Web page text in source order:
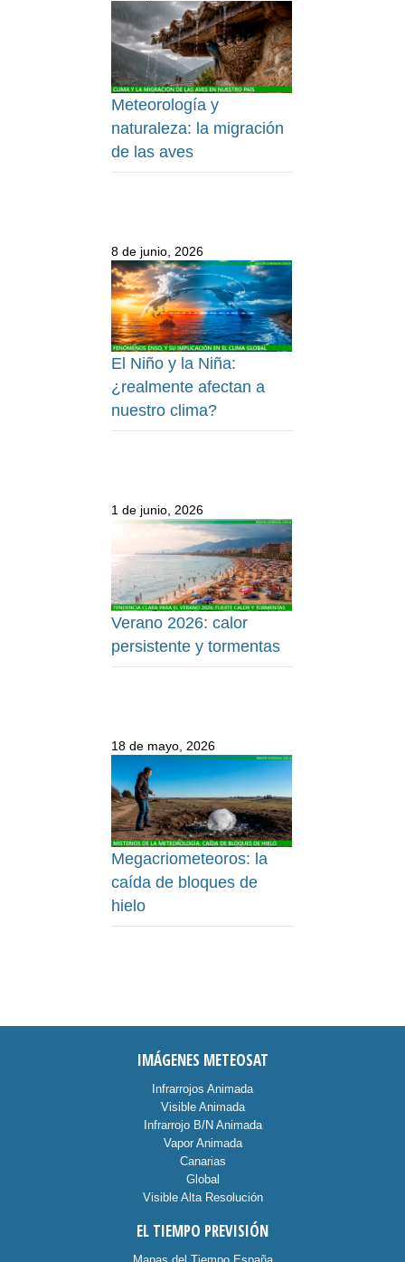
Meteorología y
naturaleza: la migración
de las aves
8 de junio, 2026
El Niño y la Niña:
¿realmente afectan a
nuestro clima?
1 de junio, 2026
Verano 2026: calor
persistente y tormentas
18 de mayo, 2026
Megacriometeoros: la
caída de bloques de
hielo
IMÁGENES METEOSAT
Infrarrojos Animada
Visible Animada
Infrarrojo B/N Animada
Vapor Animada
Canarias
Global
Visible Alta Resolución
EL TIEMPO PREVISIÓN